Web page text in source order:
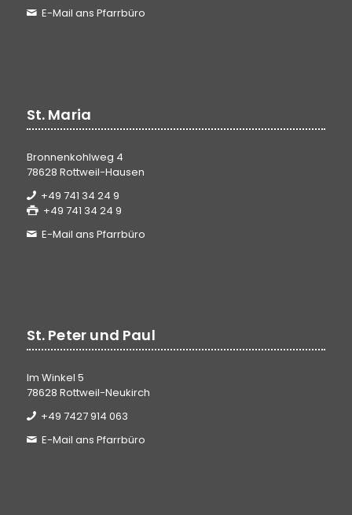
E-Mail ans Pfarrbüro
St. Maria
Bronnenkohlweg 4
78628 Rottweil-Hausen
+49 741 34 24 9
+49 741 34 24 9
E-Mail ans Pfarrbüro
St. Peter und Paul
Im Winkel 5
78628 Rottweil-Neukirch
+49 7427 914 063
E-Mail ans Pfarrbüro